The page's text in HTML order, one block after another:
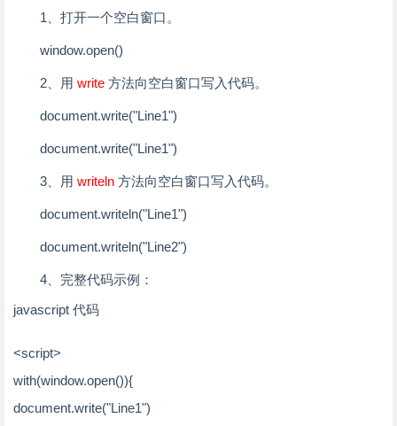
1、打开一个空白窗口。
window.open()
2、用 write 方法向空白窗口写入代码。
document.write("Line1")
document.write("Line1")
3、用 writeln 方法向空白窗口写入代码。
document.writeln("Line1")
document.writeln("Line2")
4、完整代码示例：
javascript 代码
<script>
with(window.open()){
document.write("Line1")